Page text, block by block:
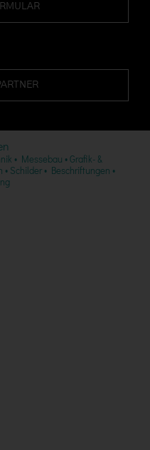
• Messebau • Grafik- &
Schilder • Beschriftungen •